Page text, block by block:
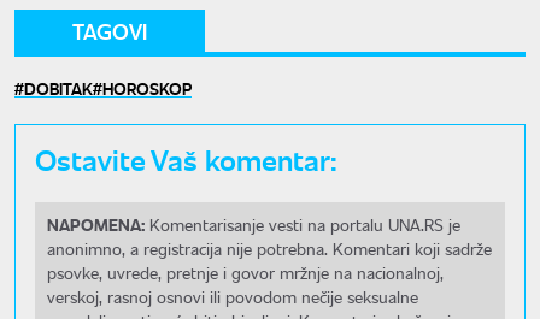
TAGOVI
DOBITAK HOROSKOP
Ostavite Vaš komentar:
NAPOMENA: Komentarisanje vesti na portalu UNA.RS je
anonimno, a registracija nije potrebna. Komentari koji sadrže
psovke, uvrede, pretnje i govor mržnje na nacionalnoj,
verskoj, rasnoj osnovi ili povodom nečije seksualne